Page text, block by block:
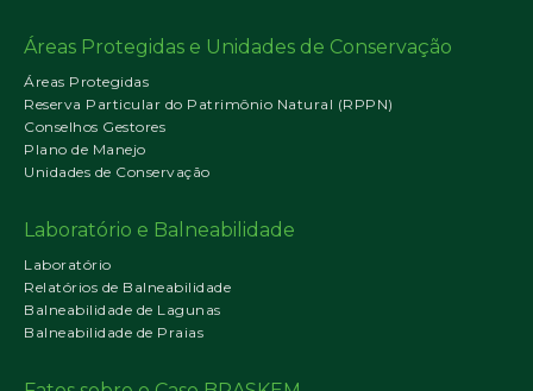
Áreas Protegidas e Unidades de Conservação
Áreas Protegidas
Reserva Particular do Patrimônio Natural (RPPN)
Conselhos Gestores
Plano de Manejo
Unidades de Conservação
Laboratório e Balneabilidade
Laboratório
Relatórios de Balneabilidade
Balneabilidade de Lagunas
Balneabilidade de Praias